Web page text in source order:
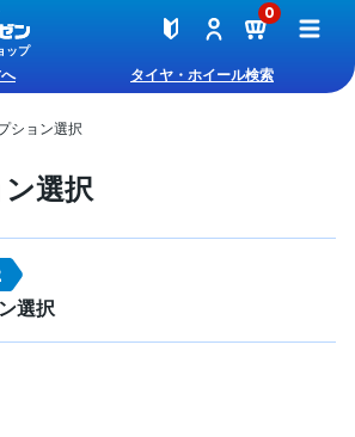
ップ
0
タイヤ・ホイール検索
ション選択
選択
選択